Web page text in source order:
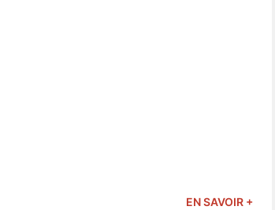
EN SAVOIR +